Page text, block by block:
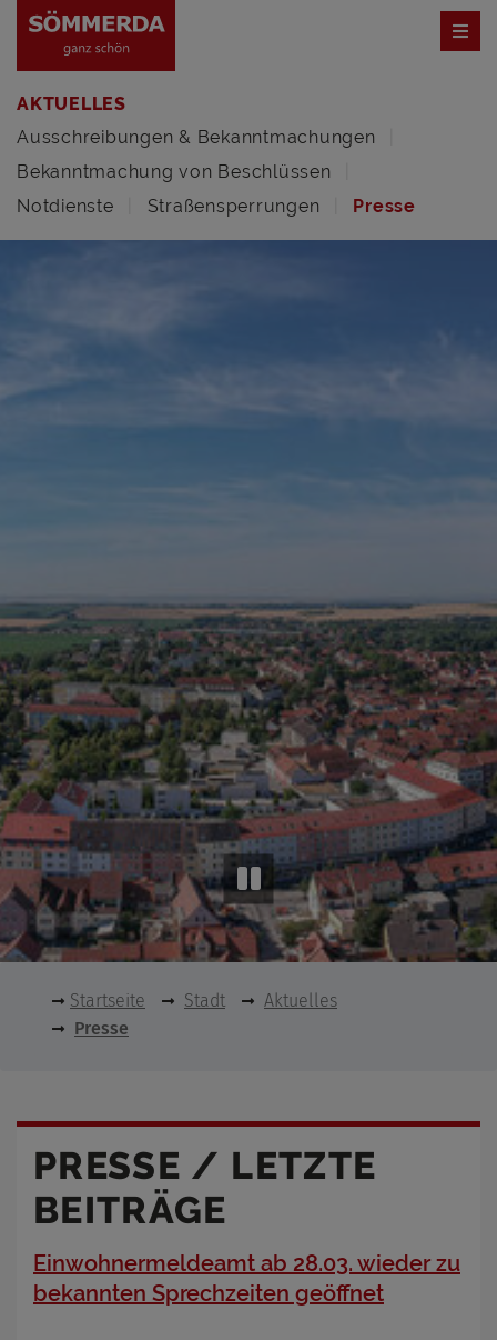
AKTUELLES
Ausschreibungen & Bekanntmachungen
Bekanntmachung von Beschlüssen
Notdienste
Straßensperrungen Presse
Startseite Stadt
Aktuelles
Presse
PRESSE / LETZTE
BEITRÄGE
Einwohnermeldeamt ab 28.03. wieder zu
bekannten Sprechzeiten geöffnet